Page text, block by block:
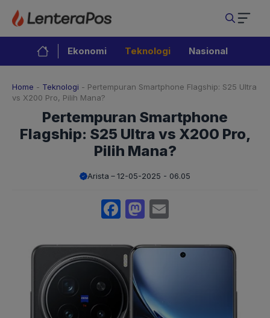
Langsung
isi
Ekonomi Teknologi Nasional
Home - Teknologi - Pertempuran Smartphone Flagship: S25 Ultra
vs X200 Pro, Pilih Mana?
Pertempuran Smartphone
Flagship: S25 Ultra vs X200 Pro,
Pilih Mana?
Arista 12-05-2025 - 06.05
Facebook
Mastodon